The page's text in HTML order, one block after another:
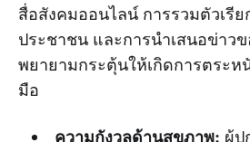
สื่อสังคมออนไลน์ การรวมตัวเรี
ประชาชน และการนำเสนอข่าว
พยายามกระตุ้นให้เกิดการตระห
มือ
ความกังวลด้านสุขภาพ: ผู้ป